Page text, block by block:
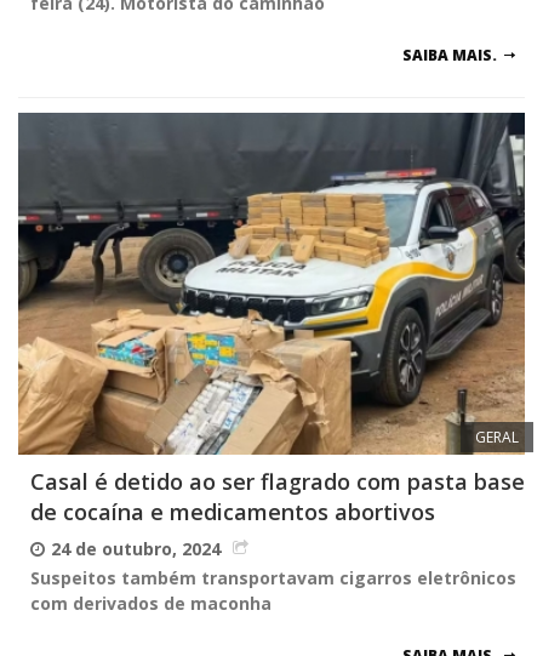
SAIBA MAIS.
GERAL
Casal é detido ao ser flagrado com pasta base
de cocaína e medicamentos abortivos
24 de outubro, 2024
Suspeitos também transportavam cigarros eletrônicos
com derivados de maconha